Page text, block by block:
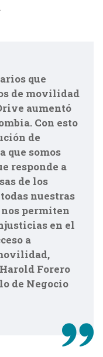
que
de movilidad
aumentó
Con esto
de
que somos
responde a
de los
nuestras
permiten
en el
a
Forero
de Negocio